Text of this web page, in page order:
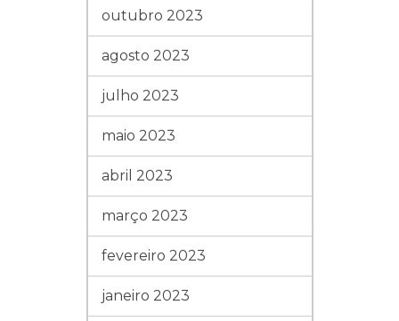
outubro 2023
agosto 2023
julho 2023
maio 2023
abril 2023
março 2023
fevereiro 2023
janeiro 2023